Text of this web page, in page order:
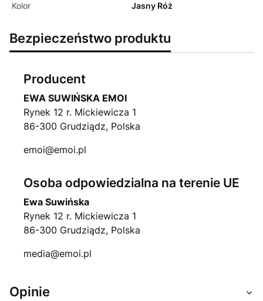
Kolor Jasny Róż
Bezpieczeństwo produktu
Producent
EWA SUWIŃSKA EMOI
Rynek 12 r. Mickiewicza 1
86-300 Grudziądz, Polska
emoi@emoi.pl
Osoba odpowiedzialna na terenie UE
Ewa Suwińska
Rynek 12 r. Mickiewicza 1
86-300 Grudziądz, Polska
media@emoi.pl
Opinie